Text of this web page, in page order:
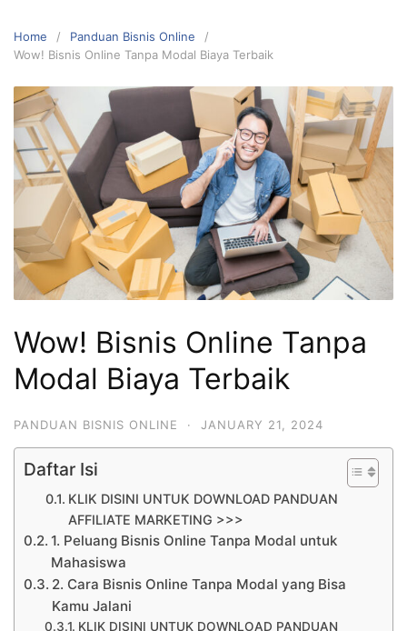
Home
Panduan Bisnis Online
Wow! Bisnis Online Tanpa Modal Biaya Terbaik
Wow! Bisnis Online Tanpa
Modal Biaya Terbaik
PANDUAN BISNIS ONLINE · JANUARY 21, 2024
Daftar Isi
KLIK DISINI UNTUK DOWNLOAD PANDUAN
AFFILIATE MARKETING >>>
1. Peluang Bisnis Online Tanpa Modal untuk
Mahasiswa
2. Cara Bisnis Online Tanpa Modal yang Bisa
Kamu Jalani
KLIK DISINI UNTUK DOWNLOAD PANDUAN